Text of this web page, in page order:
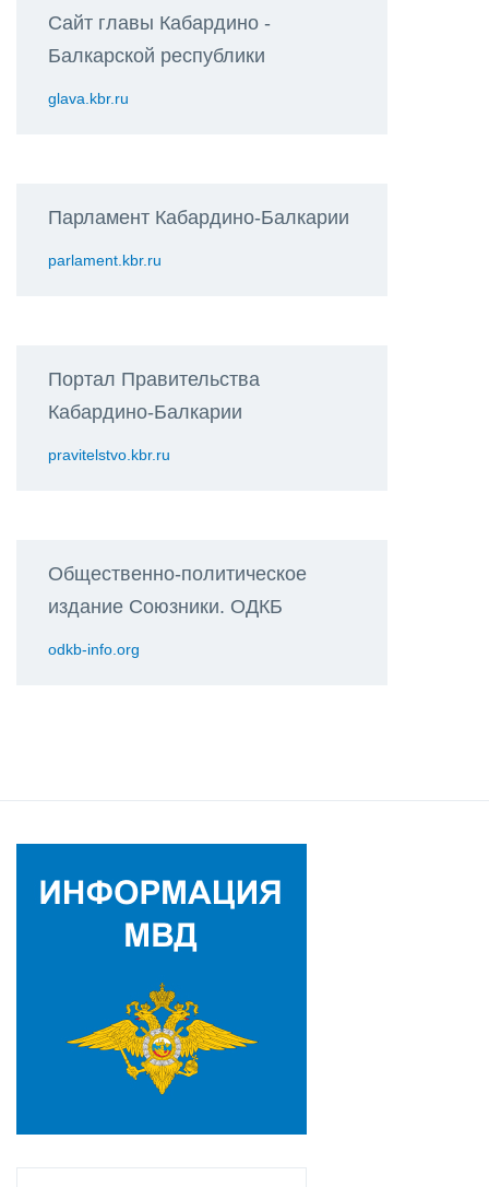
Сайт главы Кабардино -
Балкарской республики
glava.kbr.ru
Парламент Кабардино-Балкарии
parlament.kbr.ru
Портал Правительства
Кабардино-Балкарии
pravitelstvo.kbr.ru
Общественно-политическое
издание Союзники. ОДКБ
odkb-info.org